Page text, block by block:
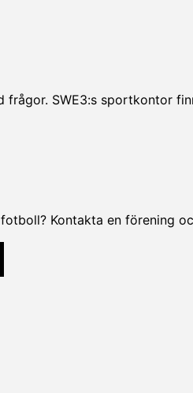
frågor. SWE3:s sportkontor
Kontakta en förening